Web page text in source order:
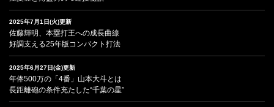
2025年7月1日(火)更新
佐藤輝明、本塁打王への成長曲線
好調支える25年版コンパクト打法
2025年6月27日(金)更新
年俸500万の「4番」山本大斗とは
長距離砲の条件充たした“千葉の星”